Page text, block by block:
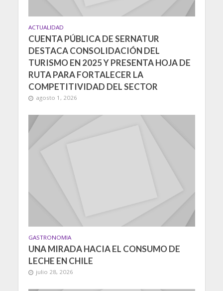
ACTUALIDAD
CUENTA PÚBLICA DE SERNATUR
DESTACA CONSOLIDACIÓN DEL
TURISMO EN 2025 Y PRESENTA HOJA DE
RUTA PARA FORTALECER LA
COMPETITIVIDAD DEL SECTOR
agosto 1, 2026
GASTRONOMIA
UNA MIRADA HACIA EL CONSUMO DE
LECHE EN CHILE
julio 28, 2026